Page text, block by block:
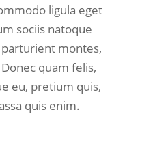
ligula eget
sociis natoque
montes,
quam felis,
eu, pretium quis,
quis enim.